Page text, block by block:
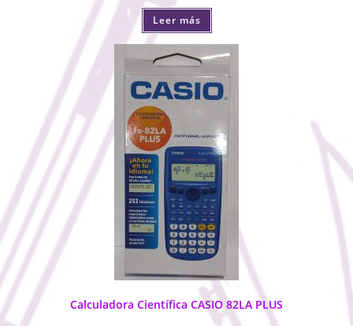
Leer más
Calculadora Científica CASIO 82LA PLUS